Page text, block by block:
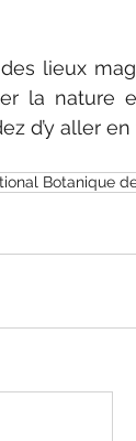
lieux
la nature
d’y aller
Botanique